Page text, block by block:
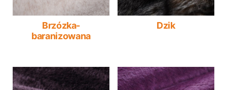
Brzózka-
baranizowana
Dzik